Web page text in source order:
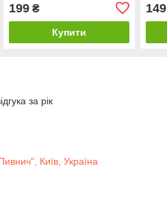
199₴
Купити
149
за рік
Київ, Україна